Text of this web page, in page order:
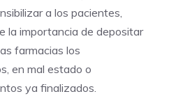
a los pacientes,
la importancia de depositar
farmacias los
en mal estado o
ya finalizados.